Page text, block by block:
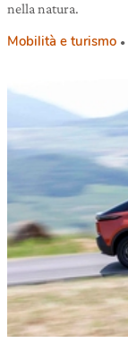
nella natura.
Mobilità e turismo